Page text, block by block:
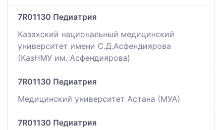
7R01130 Педиатрия
Казахский национальный медицинский
университет имени С.Д.Асфендиярова
(КазНМУ им. Асфендиярова)
7R01130 Педиатрия
Медицинский университет Астана (МУА)
7R01130 Педиатрия